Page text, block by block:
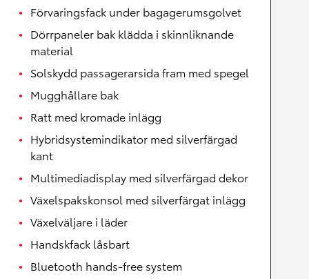
Förvaringsfack under bagagerumsgolvet
Dörrpaneler bak klädda i skinnliknande
material
Solskydd passagerarsida fram med spegel
Mugghållare bak
Ratt med kromade inlägg
Hybridsystemindikator med silverfärgad
kant
Multimediadisplay med silverfärgad dekor
Växelspakskonsol med silverfärgat inlägg
Växelväljare i läder
Handskfack låsbart
Bluetooth hands-free system